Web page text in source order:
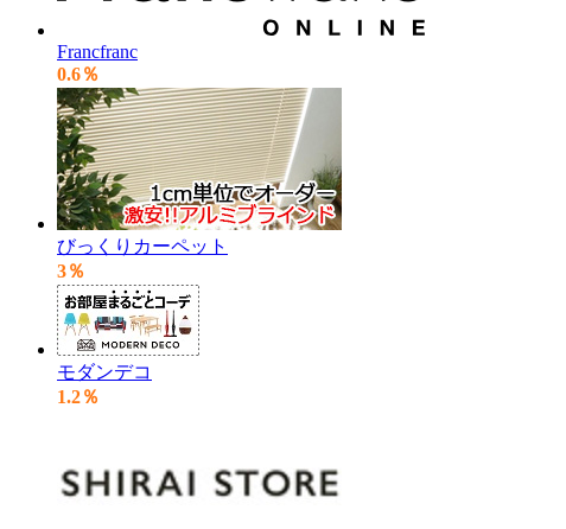
Francfranc
0.6％
びっくりカーペット
3％
モダンデコ
1.2％